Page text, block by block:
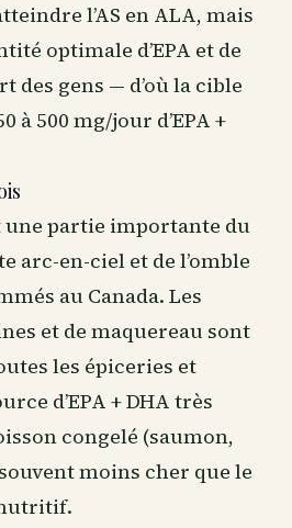
l’AS en ALA, mais
optimale d’EPA et de
des gens — d’où la cible
à 500 mg/jour d’EPA +
une partie importante du
arc-en-ciel et de l’omble
au Canada. Les
et de maquereau sont
les épiceries et
d’EPA + DHA très
congelé (saumon,
moins cher que le